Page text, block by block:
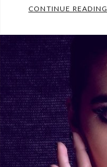
CONTINUE READING